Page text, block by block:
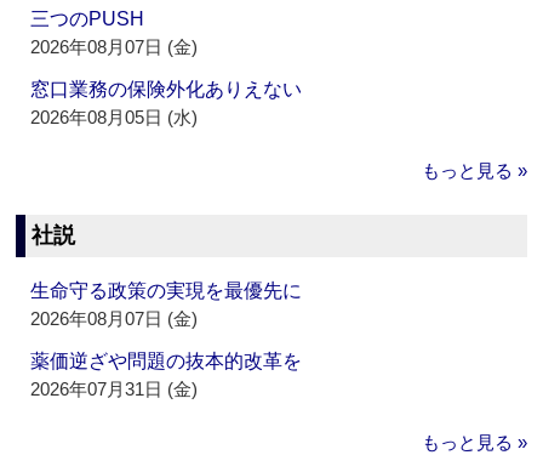
三つのPUSH
2026年08月07日 (金)
窓口業務の保険外化ありえない
2026年08月05日 (水)
もっと見る »
社説
生命守る政策の実現を最優先に
2026年08月07日 (金)
薬価逆ざや問題の抜本的改革を
2026年07月31日 (金)
もっと見る »